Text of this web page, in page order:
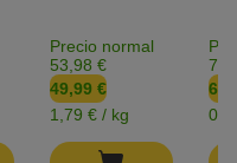
Precio normal
53,98 €
49,99 €
1,79 € / kg